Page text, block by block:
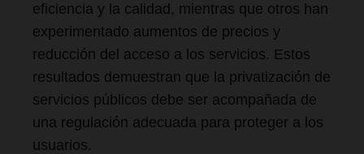
eficiencia y la calidad, mientras que otros han
experimentado aumentos de precios y
reducción del acceso a los servicios. Estos
resultados demuestran que la privatización de
servicios públicos debe ser acompañada de
una regulación adecuada para proteger a los
usuarios.